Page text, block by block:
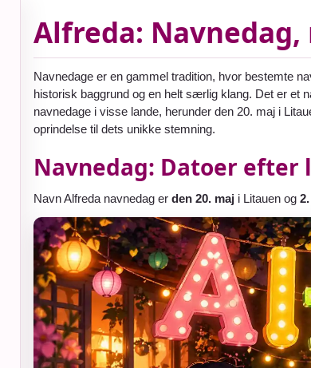
Alfreda:
Navnedage er en gammel tradition, hvor bestemte
historisk baggrund og en helt særlig klang. Det er et
navnedage i visse lande, herunder den 20. maj i
oprindelse til dets unikke stemning.
Navnedag: Datoer efter
Navn Alfreda navnedag er den 20. maj i Litauen og